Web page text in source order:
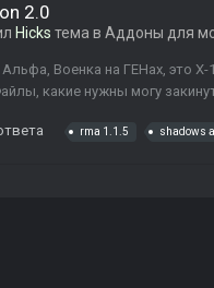
2.0
Hicks тема в Аддоны для
Военка на ГЕНах, это
какие нужны могу
rma 1.1.5 shadows